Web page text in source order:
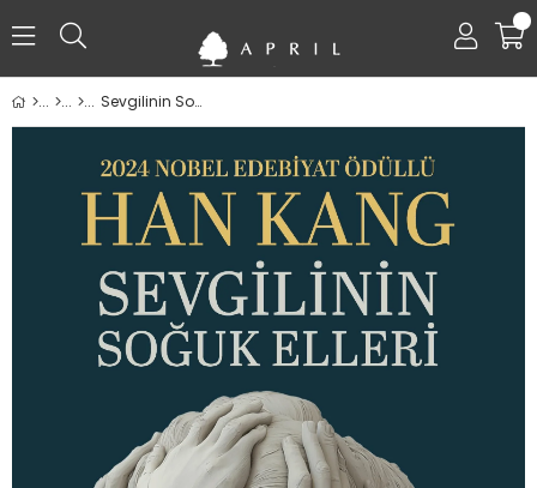
0
Sevgilinin Soğuk Elleri - Han Kang